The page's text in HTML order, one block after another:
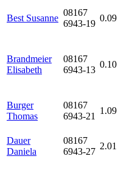
Best Susanne
08167
6943-19
0.09
Brandmeier
Elisabeth
08167
6943-13
0.10
Burger
Thomas
08167
6943-21
1.09
Dauer
Daniela
08167
6943-27
2.01